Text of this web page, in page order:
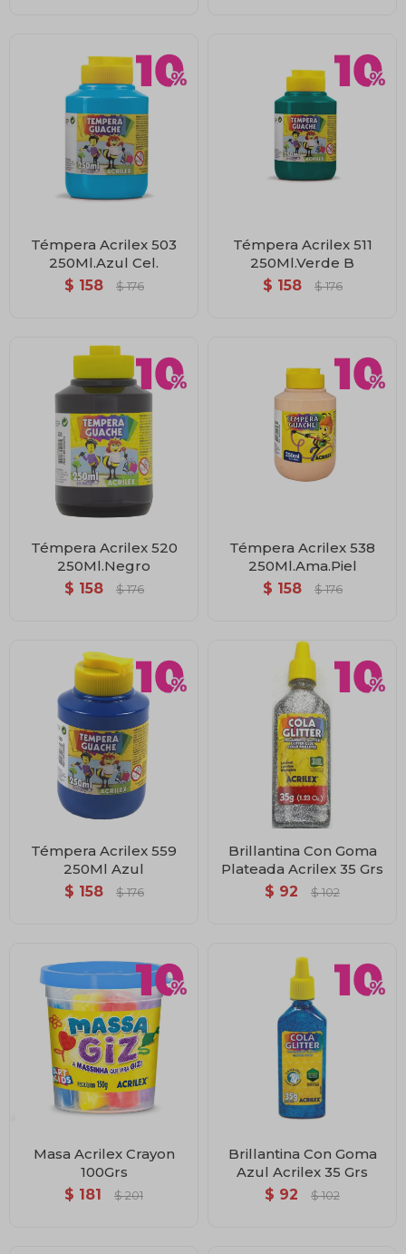
Témpera Acrilex 503
250Ml.Azul Cel.
$ 158 $ 176
Témpera Acrilex 511
250Ml.Verde B
$ 158 $ 176
Témpera Acrilex 520
250Ml.Negro
$ 158 $ 176
Témpera Acrilex 538
250Ml.Ama.Piel
$ 158 $ 176
Témpera Acrilex 559
250Ml Azul
$ 158 $ 176
Brillantina Con Goma
Plateada Acrilex 35 Grs
$ 92 $ 102
Masa Acrilex Crayon
100Grs
$ 181 $ 201
Brillantina Con Goma
Azul Acrilex 35 Grs
$ 92 $ 102